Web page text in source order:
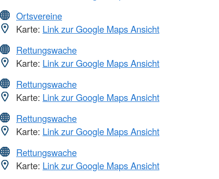
Ortsvereine
Karte: Link zur Google Maps Ansicht
Rettungswache
Karte: Link zur Google Maps Ansicht
Rettungswache
Karte: Link zur Google Maps Ansicht
Rettungswache
Karte: Link zur Google Maps Ansicht
Rettungswache
Karte: Link zur Google Maps Ansicht